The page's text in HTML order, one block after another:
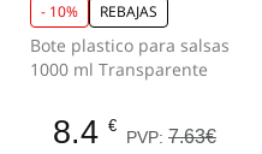
- 10% REBAJAS
Bote plastico para salsas
1000 ml Transparente
8.4 €
PVP: 7.63€